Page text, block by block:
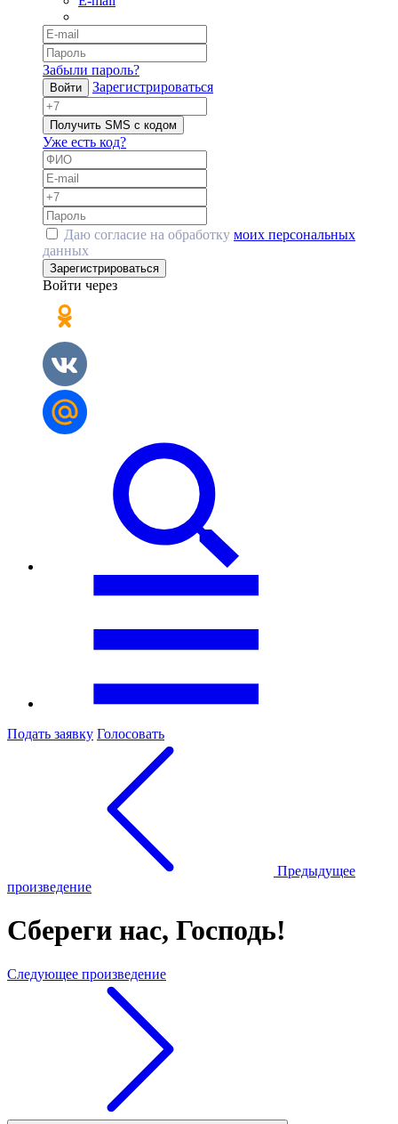
Забыли пароль?
Войти Зарегистрироваться
Получить SMS с кодом
Уже есть код?
Даю согласие на обработку моих персональных
данных
Зарегистрироваться
Войти через
Подать заявку Голосовать
Предыдущее
произведение
Сбереги нас, Господь!
Следующее произведение